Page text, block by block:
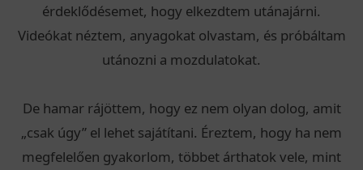
érdeklődésemet, hogy elkezdtem utánajárni.
Videókat néztem, anyagokat olvastam, és próbáltam
utánozni a mozdulatokat.
De hamar rájöttem, hogy ez nem olyan dolog, amit
„csak úgy” el lehet sajátítani. Éreztem, hogy ha nem
megfelelően gyakorlom, többet árthatok vele, mint